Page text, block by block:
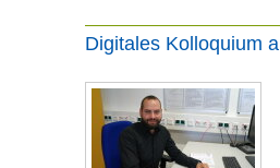
Digitales Kolloquium